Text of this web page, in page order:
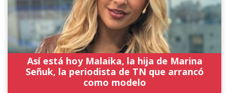
Así está hoy Malaika, la hija de Marina
Señuk, la periodista de TN que arrancó
como modelo